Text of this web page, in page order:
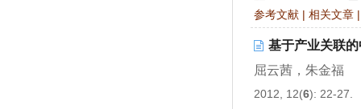
参考文献 |相关文章
基于产业关联
屈云茜，朱金福
2012, 12(6): 22-27.